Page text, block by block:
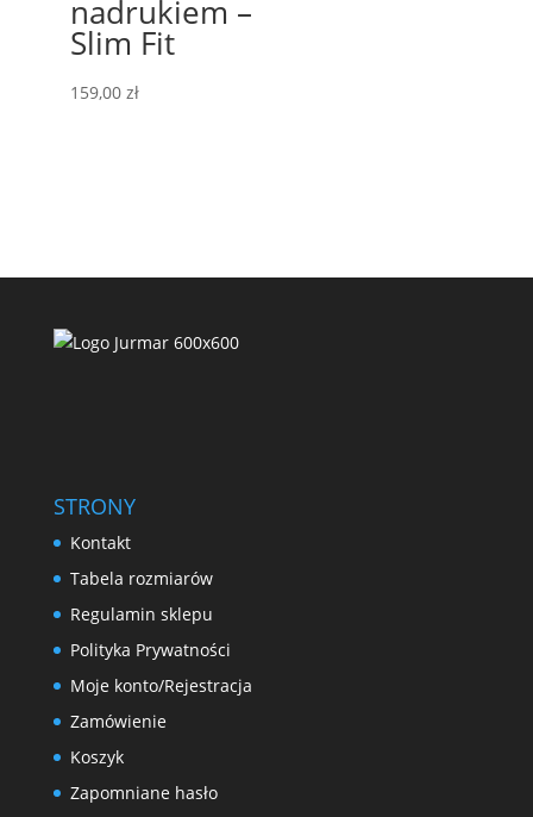
nadrukiem –
Slim Fit
159,00 zł
STRONY
Kontakt
Tabela rozmiarów
Regulamin sklepu
Polityka Prywatności
Moje konto/Rejestracja
Zamówienie
Koszyk
Zapomniane hasło